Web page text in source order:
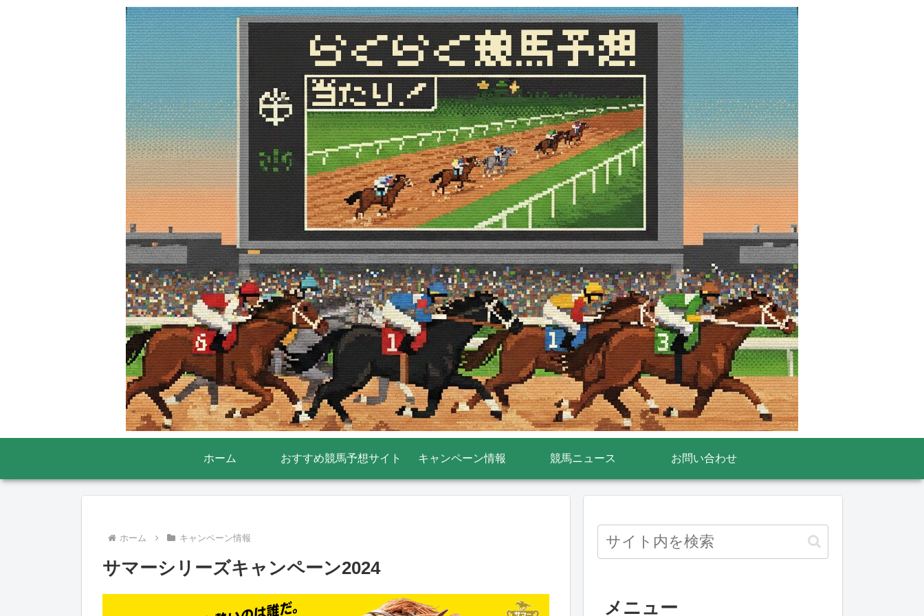
ホーム おすすめ競馬予想サイト キャンペーン情報 競馬ニュース お問い合わせ
ホーム キャンペーン情報
サマーシリーズキャンペーン2024
メニュー